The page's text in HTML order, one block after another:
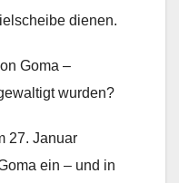
dienen.
Goma –
wurden?
27. Januar
ein – und in